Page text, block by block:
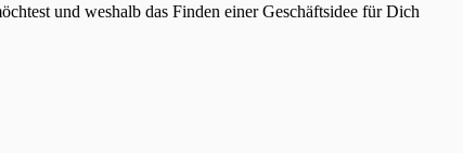
und weshalb das Finden einer Geschäftsidee für Dich